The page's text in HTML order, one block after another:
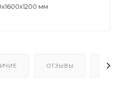
мм
ОТЗЫВЫ